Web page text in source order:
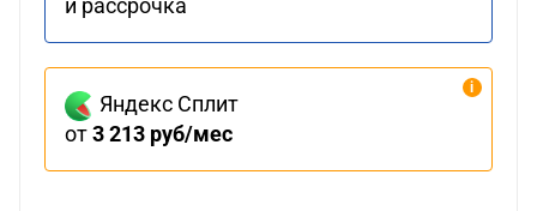
и рассрочка
Яндекс Сплит
от3 213 руб/мес